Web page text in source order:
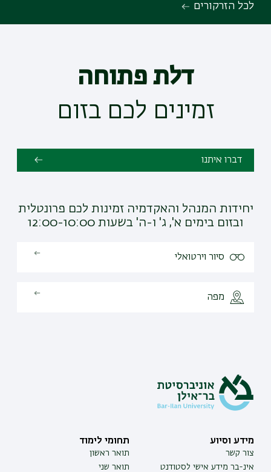
לכל הזרקורים
דלת פתוחה
זמינים לכם בזום
דברו איתנו
יחידות המנהל והאקדמיה זמינות לכם פרונטלית
ובזום בימים א', ג' ו-ה' בשעות 12:00-10:00
סיור וירטואלי
מפה
מידע וסיוע
צור קשר
אינ-בר מידע אישי לסטודנט
תחומי לימוד
תואר ראשון
תואר שני